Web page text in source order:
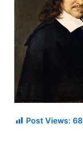
Post Views: 68